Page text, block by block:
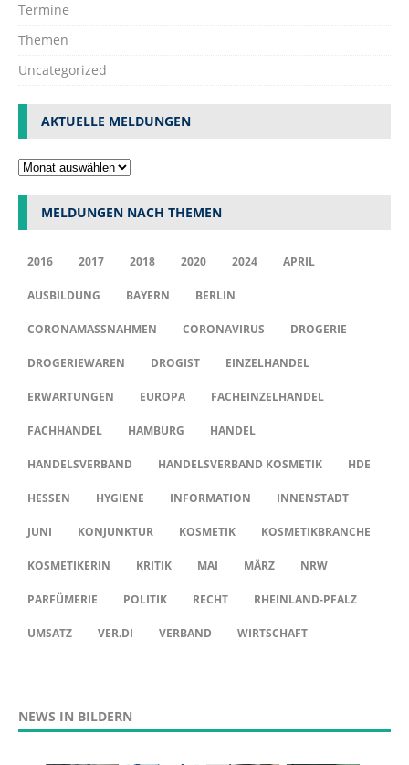
Termine
Themen
Uncategorized
AKTUELLE MELDUNGEN
MELDUNGEN NACH THEMEN
2016 2017 2018 2020 2024 APRIL
AUSBILDUNG BAYERN BERLIN
CORONAMASSNAHMEN CORONAVIRUS DROGERIE
DROGERIEWAREN DROGIST EINZELHANDEL
ERWARTUNGEN EUROPA FACHEINZELHANDEL
FACHHANDEL HAMBURG HANDEL
HANDELSVERBAND HANDELSVERBAND KOSMETIK HDE
HESSEN HYGIENE INFORMATION INNENSTADT
JUNI KONJUNKTUR KOSMETIK KOSMETIKBRANCHE
KOSMETIKERIN KRITIK MAI MÄRZ NRW
PARFÜMERIE POLITIK RECHT RHEINLAND-PFALZ
UMSATZ VER.DI VERBAND WIRTSCHAFT
NEWS IN BILDERN